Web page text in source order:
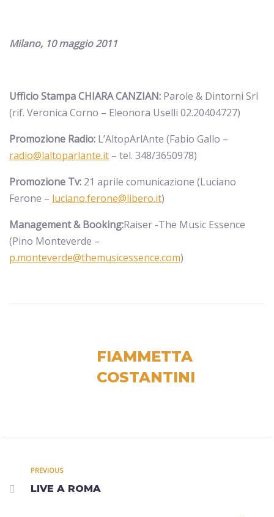
Milano, 10 maggio 2011
Ufficio Stampa CHIARA CANZIAN: Parole & Dintorni Srl
(rif. Veronica Corno – Eleonora Uselli 02.20404727)
Promozione Radio: L’AltopArlAnte (Fabio Gallo –
radio@laltoparlante.it – tel. 348/3650978)
Promozione Tv: 21 aprile comunicazione (Luciano
Ferone – luciano.ferone@libero.it)
Management & Booking:Raiser -The Music Essence
(Pino Monteverde –
p.monteverde@themusicessence.com)
FIAMMETTA
COSTANTINI
PREVIOUS
LIVE A ROMA